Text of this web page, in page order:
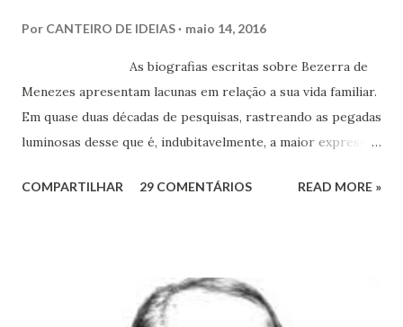
Por CANTEIRO DE IDEIAS maio 14, 2016
As biografias escritas sobre Bezerra de
Menezes apresentam lacunas em relação a sua vida familiar.
Em quase duas décadas de pesquisas, rastreando as pegadas
luminosas desse que é, indubitavelmente, a maior expressão
documentos que nos permitem esclarecer um pouco mais
Damas Martins e, particularmente, da querida amiga Lúcia
Bezerra, sobrinha-bisneta de Bezerra, residente em
COMPARTILHAR 29 COMENTÁRIOS READ MORE »